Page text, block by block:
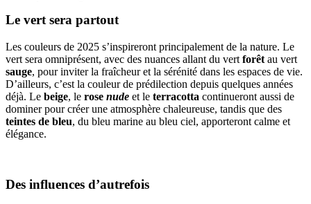
Le vert sera partout
Les couleurs de 2025 s’inspireront principalement de la nature. Le
vert sera omniprésent, avec des nuances allant du vert forêt au vert
sauge, pour inviter la fraîcheur et la sérénité dans les espaces de vie.
D’ailleurs, c’est la couleur de prédilection depuis quelques années
déjà. Le beige, le rose nude et le terracotta continueront aussi de
dominer pour créer une atmosphère chaleureuse, tandis que des
teintes de bleu, du bleu marine au bleu ciel, apporteront calme et
élégance.
Des influences d’autrefois